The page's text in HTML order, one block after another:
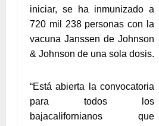
iniciar, se ha inmunizado a
720 mil 238 personas con la
vacuna Janssen de Johnson
& Johnson de una sola dosis.
“Está abierta la convocatoria
para todos los
bajacalifornianos que